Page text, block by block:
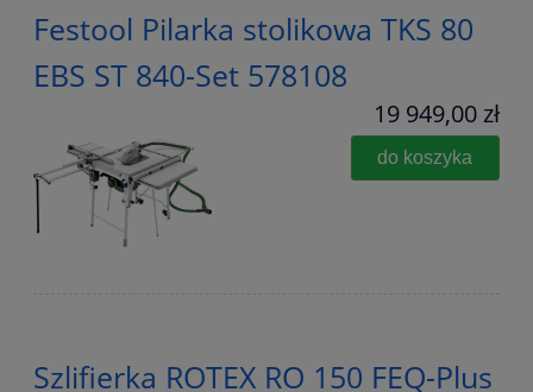
Festool Pilarka stolikowa TKS 80
EBS ST 840-Set 578108
19 949,00 zł
do koszyka
Szlifierka ROTEX RO 150 FEQ-Plus